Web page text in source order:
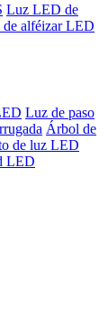
Luz LED de
alféizar LED
Luz de paso
Árbol de
de luz LED
LED